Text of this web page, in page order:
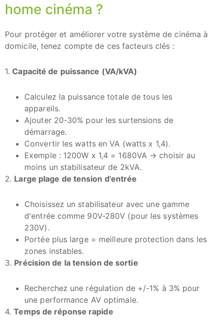
home cinéma ?
Pour protéger et améliorer votre système de cinéma à
domicile, tenez compte de ces facteurs clés :
1. Capacité de puissance (VA/kVA)
Calculez la puissance totale de tous les
appareils.
Ajouter 20-30% pour les surtensions de
démarrage.
Convertir les watts en VA (watts x 1,4).
Exemple : 1200W x 1,4 = 1680VA → choisir au
moins un stabilisateur de 2kVA.
2. Large plage de tension d'entrée
Choisissez un stabilisateur avec une gamme
d'entrée comme 90V-280V (pour les systèmes
230V).
Portée plus large = meilleure protection dans les
zones instables.
3. Précision de la tension de sortie
Recherchez une régulation de +/-1% à 3% pour
une performance AV optimale.
4.Temps de réponse rapide